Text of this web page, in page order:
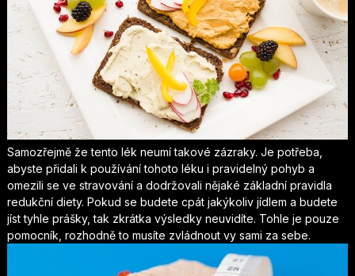
Samozřejmě že tento lék neumí takové zázraky. Je potřeba,
abyste přidali k používání tohoto léku i pravidelný pohyb a
omezili se ve stravování a dodržovali nějaké základní pravidla
redukční diety. Pokud se budete cpát jakýkoliv jídlem a budete
jíst tyhle prášky, tak zkrátka výsledky neuvidíte. Tohle je pouze
pomocník, rozhodně to musíte zvládnout vy sami za sebe.